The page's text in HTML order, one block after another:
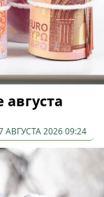
АВГУСТА 2026 09:24